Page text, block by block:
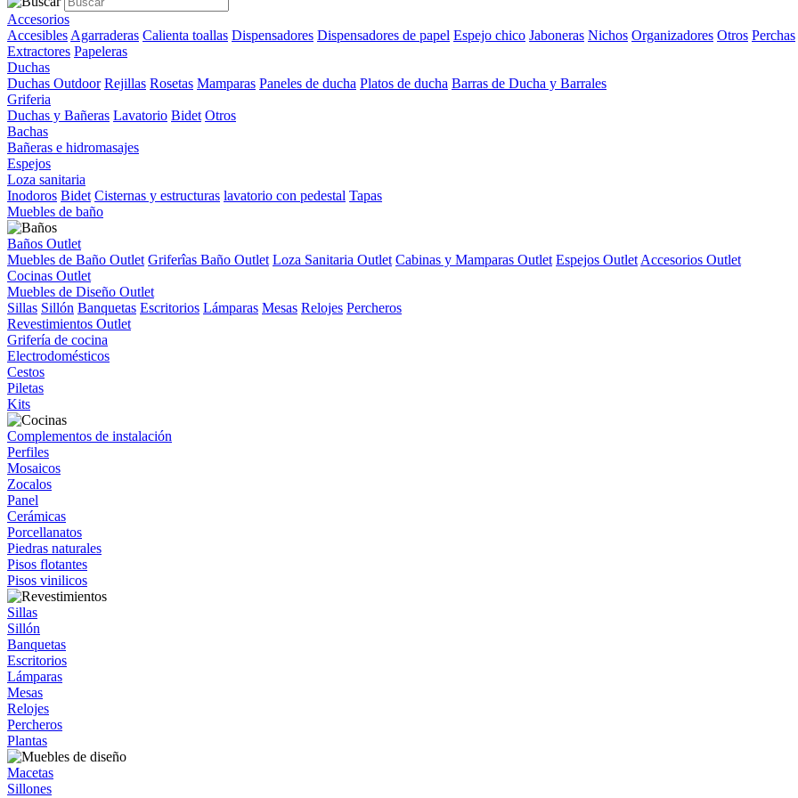
Accesorios
Accesibles Agarraderas Calienta toallas Dispensadores Dispensadores de papel Espejo chico Jaboneras Nichos Organizadores Otros Perchas
Extractores Papeleras
Duchas
Duchas Outdoor Rejillas Rosetas Mamparas Paneles de ducha Platos de ducha Barras de Ducha y Barrales
Griferia
Duchas y Bañeras Lavatorio Bidet Otros
Bachas
Bañeras e hidromasajes
Espejos
Loza sanitaria
Inodoros Bidet Cisternas y estructuras lavatorio con pedestal Tapas
Muebles de baño
Baños Outlet
Muebles de Baño Outlet Griferîas Baño Outlet Loza Sanitaria Outlet Cabinas y Mamparas Outlet Espejos Outlet Accesorios Outlet
Cocinas Outlet
Muebles de Diseño Outlet
Sillas Sillón Banquetas Escritorios Lámparas Mesas Relojes Percheros
Revestimientos Outlet
Grifería de cocina
Electrodomésticos
Cestos
Piletas
Kits
Complementos de instalación
Perfiles
Mosaicos
Zocalos
Panel
Cerámicas
Porcellanatos
Piedras naturales
Pisos flotantes
Pisos vinilicos
Sillas
Sillón
Banquetas
Escritorios
Lámparas
Mesas
Relojes
Percheros
Plantas
Macetas
Sillones